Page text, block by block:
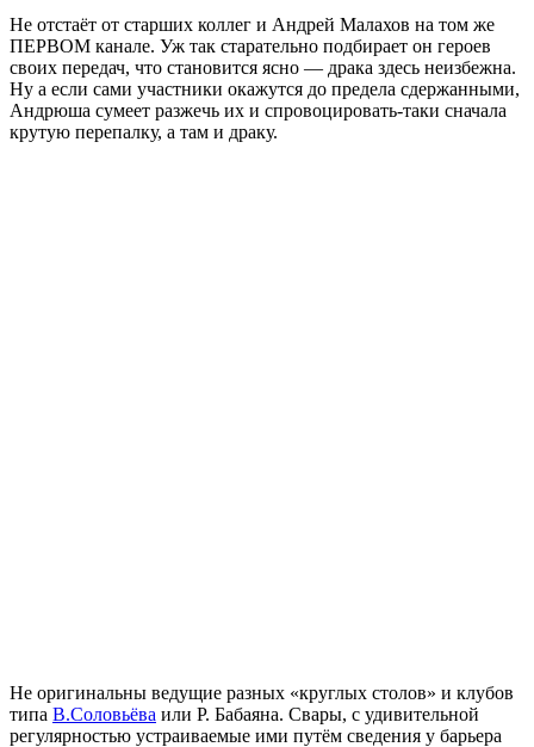
Не отстаёт от старших коллег и Андрей Малахов на том же
ПЕРВОМ канале. Уж так старательно подбирает он героев
своих передач, что становится ясно — драка здесь неизбежна.
Ну а если сами участники окажутся до предела сдержанными,
Андрюша сумеет разжечь их и спровоцировать-таки сначала
крутую перепалку, а там и драку.
Не оригинальны ведущие разных «круглых столов» и клубов
типа В.Соловьёва или Р. Бабаяна. Свары, с удивительной
регулярностью устраиваемые ими путём сведения у барьера